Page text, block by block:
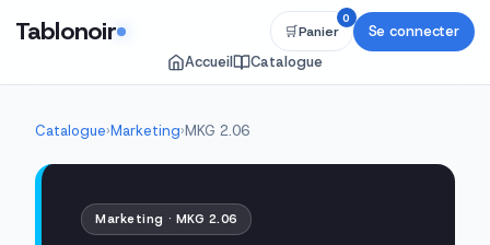
Tablonoir
Accueil Catalogue
🛒Panier
0
Se connecter
Catalogue›Marketing›MKG 2.06
Marketing · MKG 2.06